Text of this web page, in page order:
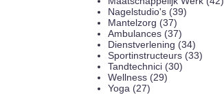
Nagelstudio's (39)
Mantelzorg (37)
Ambulances (37)
Dienstverlening (34)
Sportinstructeurs (33)
Tandtechnici (30)
Wellness (29)
Yoga (27)